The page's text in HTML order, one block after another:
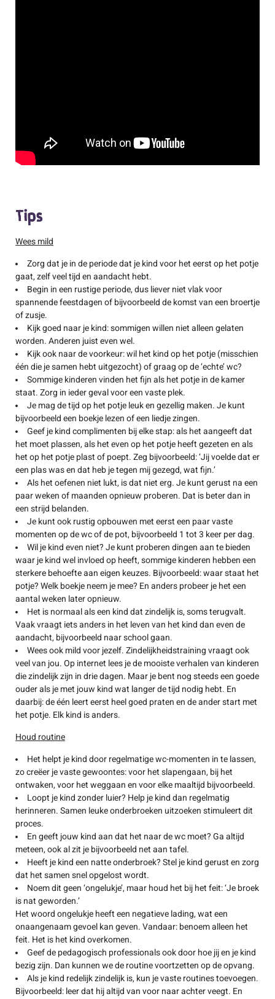
Tips
Wees mild
Zorg dat je in de periode dat je kind voor het eerst op het potje
gaat, zelf veel tijd en aandacht hebt.
Begin in een rustige periode, dus liever niet vlak voor
spannende feestdagen of bijvoorbeeld de komst van een broertje
of zusje.
Kijk goed naar je kind: sommigen willen niet alleen gelaten
worden. Anderen juist even wel.
Kijk ook naar de voorkeur: wil het kind op het potje (misschien
één die je samen hebt uitgezocht) of graag op de ‘echte’ wc?
Sommige kinderen vinden het fijn als het potje in de kamer
staat. Zorg in ieder geval voor een vaste plek.
Je mag de tijd op het potje leuk en gezellig maken. Je kunt
bijvoorbeeld een boekje lezen of een liedje zingen.
Geef je kind complimenten bij elke stap: als het aangeeft dat
het moet plassen, als het even op het potje heeft gezeten en als
het op het potje plast of poept. Zeg bijvoorbeeld: ‘Jij voelde dat er
een plas was en dat heb je tegen mij gezegd, wat fijn.’
Als het oefenen niet lukt, is dat niet erg. Je kunt gerust na een
paar weken of maanden opnieuw proberen. Dat is beter dan in
een strijd belanden.
Je kunt ook rustig opbouwen met eerst een paar vaste
momenten op de wc of de pot, bijvoorbeeld 1 tot 3 keer per dag.
Wil je kind even niet? Je kunt proberen dingen aan te bieden
waar je kind wel invloed op heeft, sommige kinderen hebben een
sterkere behoefte aan eigen keuzes. Bijvoorbeeld: waar staat het
potje? Welk boekje neem je mee? En anders probeer je het een
aantal weken later opnieuw.
Het is normaal als een kind dat zindelijk is, soms terugvalt.
Vaak vraagt iets anders in het leven van het kind dan even de
aandacht, bijvoorbeeld naar school gaan.
Wees ook mild voor jezelf. Zindelijkheidstraining vraagt ook
veel van jou. Op internet lees je de mooiste verhalen van kinderen
die zindelijk zijn in drie dagen. Maar je bent nog steeds een goede
ouder als je met jouw kind wat langer de tijd nodig hebt. En
daarbij: de één leert eerst heel goed praten en de ander start met
het potje. Elk kind is anders.
Houd routine
Het helpt je kind door regelmatige wc-momenten in te lassen,
zo creëer je vaste gewoontes: voor het slapengaan, bij het
ontwaken, voor het weggaan en voor elke maaltijd bijvoorbeeld.
Loopt je kind zonder luier? Help je kind dan regelmatig
herinneren. Samen leuke onderbroeken uitzoeken stimuleert dit
proces.
En geeft jouw kind aan dat het naar de wc moet? Ga altijd
meteen, ook al zit je bijvoorbeeld net aan tafel.
Heeft je kind een natte onderbroek? Stel je kind gerust en zorg
dat het samen snel opgelost wordt.
Noem dit geen ‘ongelukje’, maar houd het bij het feit: ‘Je broek
is nat geworden.’
Het woord ongelukje heeft een negatieve lading, wat een
onaangenaam gevoel kan geven. Vandaar: benoem alleen het
feit. Het is het kind overkomen.
Geef de pedagogisch professionals ook door hoe jij en je kind
bezig zijn. Dan kunnen we de routine voortzetten op de opvang.
Als je kind redelijk zindelijk is, kun je vaste routines toevoegen.
Bijvoorbeeld: leer dat hij altijd van voor naar achter veegt. En